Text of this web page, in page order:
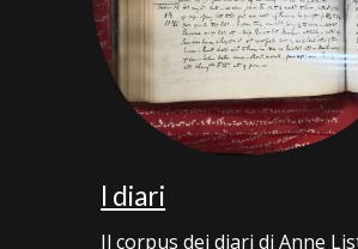
I diari
Il corpus dei diari di Anne